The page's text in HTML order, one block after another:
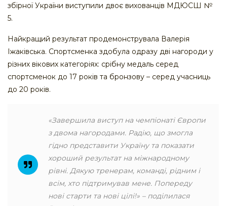
збірної України виступили двоє вихованців МДЮСШ №
5.
Найкращий результат продемонструвала Валерія
Іжаківська. Спортсменка здобула одразу дві нагороди у
різних вікових категоріях: срібну медаль серед
спортсменок до 17 років та бронзову – серед учасниць
до 20 років.
«Завершила виступ на чемпіонаті Європи
з двома нагородами. Радію, що змогла
гідно представити Україну та показати
хороший результат на міжнародному
рівні. Дякую тренерам, команді, рідним і
всім, хто підтримував мене. Попереду
нові старти та нові цілі!» – поділилася